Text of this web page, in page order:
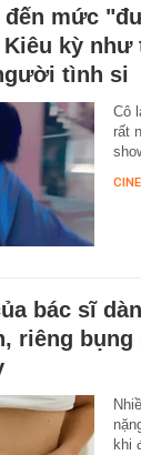
đến mức
kỳ như
tình si
Cô
rất
CINE
bác sĩ
riêng
khi